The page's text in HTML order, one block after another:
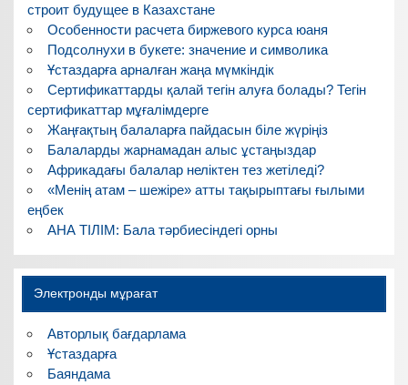
строит будущее в Казахстане
Особенности расчета биржевого курса юаня
Подсолнухи в букете: значение и символика
Ұстаздарға арналған жаңа мүмкіндік
Сертификаттарды қалай тегін алуға болады? Тегін
сертификаттар мұғалімдерге
Жаңғақтың балаларға пайдасын біле жүріңіз
Балаларды жарнамадан алыс ұстаңыздар
Африкадағы балалар неліктен тез жетіледі?
«Менің атам – шежіре» атты тақырыптағы ғылыми
еңбек
АНА ТІЛІМ: Бала тәрбиесіндегі орны
Электронды мұрағат
Авторлық бағдарлама
Ұстаздарға
Баяндама